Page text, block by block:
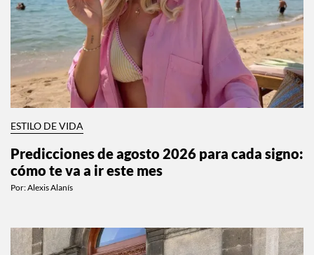
ESTILO DE VIDA
Predicciones de agosto 2026 para cada signo:
cómo te va a ir este mes
Por:Alexis Alanís